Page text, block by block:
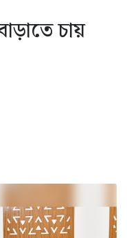
চায়